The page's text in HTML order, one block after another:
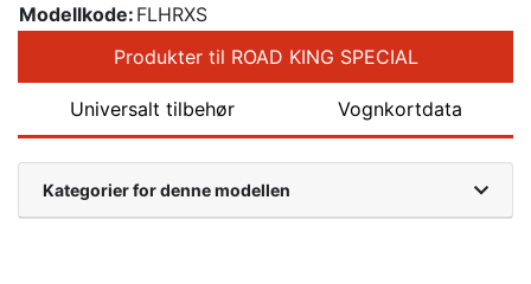
Modellkode: FLHRXS
Produkter til ROAD KING SPECIAL
Universalt tilbehør Vognkortdata
Kategorier for denne modellen